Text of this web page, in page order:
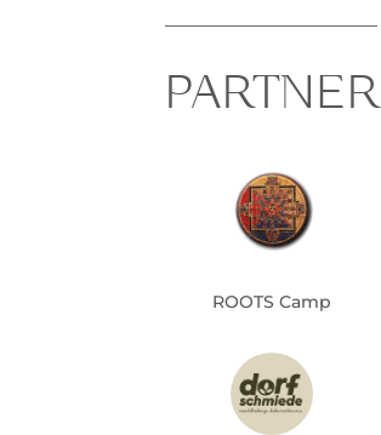
PARTNER
ROOTS Camp